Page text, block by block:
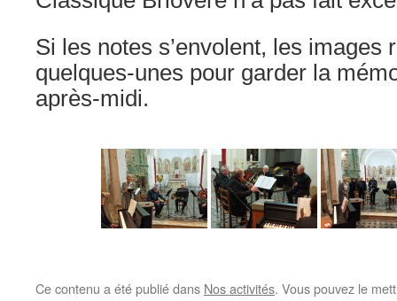
Si les notes s’envolent, les images
quelques-unes pour garder la
après-midi.
Ce contenu a été publié dans Nos activités. Vous pouvez le